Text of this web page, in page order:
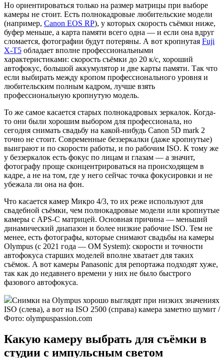
Но ориентироваться только на размер матрицы при выборе
камеры не стоит. Есть полнокадровые любительские модели
(например, Canon EOS RP), у которых скорость съёмки ниже,
буфер меньше, а карта памяти всего одна — и если она вдруг
сломается, фотографии будут потеряны. А вот кропнутая Fuji
X-T5 обладает вполне профессиональными
характеристиками: скорость съёмки до 20 к/с, хороший
автофокус, большой аккумулятор и две карты памяти. Так что
если выбирать между кропом профессионального уровня и
любительским полным кадром, лучше взять
профессиональную кропнутую модель.
То же самое касается старых полнокадровых зеркалок. Когда-
то они были хорошим выбором для профессионала, но
сегодня снимать свадьбу на какой-нибудь Canon 5D mark 2
точно не стоит. Современные беззеркалки (даже кропнутые)
выиграют и по скорости работы, и по рабочим ISO. К тому же
у беззеркалок есть фокус по лицам и глазам — а значит,
фотографу проще сконцентрироваться на происходящем в
кадре, а не на том, где у него сейчас точка фокусировки и не
убежала ли она на фон.
Что касается камер Микро 4/3, то их реже используют для
свадебной съёмки, чем полнокадровые модели или кропнутые
камеры с APS-C матрицей. Основная причина — меньший
динамический диапазон и более низкие рабочие ISO. Тем не
менее, есть фотографы, которые снимают свадьбы на камеры
Olympus (с 2021 года — OM System): скорости и точности
автофокуса старших моделей вполне хватает для таких
съёмок. А вот камеры Panasonic для репортажа подходят хуже,
так как до недавнего времени у них не было быстрого
фазового автофокуса.
Снимки на Olympus хорошо выглядят при низких значениях
ISO (слева), а вот на ISO 2500 (справа) камера заметно шумит /
Фото: olympuspassion.com
Какую камеру выбрать для съёмки в
студии с импульсным светом